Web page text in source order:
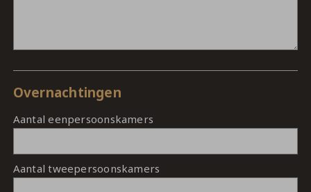
Overnachtingen
Aantal eenpersoonskamers
Aantal tweepersoonskamers